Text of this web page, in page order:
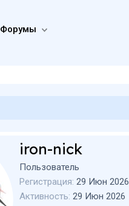
Форумы
iron-nick
Пользователь
Регистрация 29 Июн 2026
Активность 29 Июн 2026